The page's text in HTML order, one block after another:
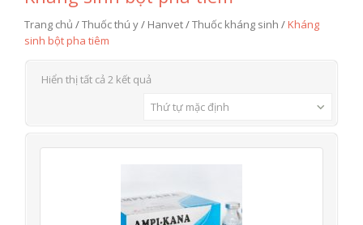
Trang chủ /Thuốc thú y/ Hanvet/Thuốc kháng sinh /Kháng
sinh bột pha tiêm
Hiển thị tất cả 2 kết quả
Thứ tự mặc định